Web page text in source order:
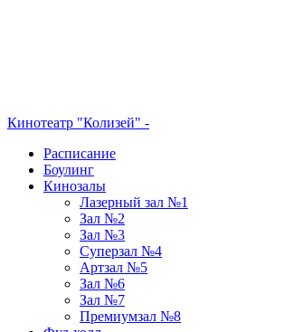
Кинотеатр "Колизей" -
Расписание
Боулинг
Кинозалы
Лазерный зал №1
Зал №2
Зал №3
Суперзал №4
Артзал №5
Зал №6
Зал №7
Премиумзал №8